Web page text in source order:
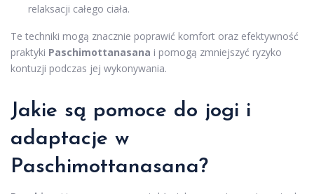
relaksacji całego ciała.
Te techniki mogą znacznie poprawić komfort oraz efektywność
praktyki Paschimottanasana i pomogą zmniejszyć ryzyko
kontuzji podczas jej wykonywania.
Jakie są pomoce do jogi i
adaptacje w
Paschimottanasana?